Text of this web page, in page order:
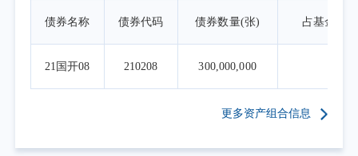
在投资运作过程中严格遵守基金合同，坚持既
况进行日常组合管理，力求跟踪误差最小化。
为-16.18%；C类基金份额净值为0.7573元，本
债券名称 债券代码 债券数量(张) 占基金资
21国开08 210208 300,000,000
更多资产组合信息